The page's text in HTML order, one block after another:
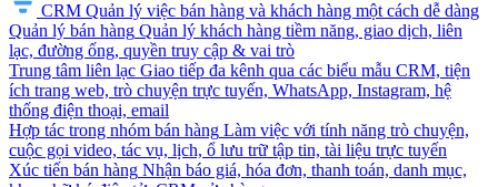
CRM Quản lý việc bán hàng và khách hàng một cách dễ dàng
Quản lý bán hàng Quản lý khách hàng tiềm năng, giao dịch, liên
lạc, đường ống, quyền truy cập & vai trò
Trung tâm liên lạc Giao tiếp đa kênh qua các biểu mẫu CRM, tiện
ích trang web, trò chuyện trực tuyến, WhatsApp, Instagram, hệ
thống điện thoại, email
Hợp tác trong nhóm bán hàng Làm việc với tính năng trò chuyện,
cuộc gọi video, tác vụ, lịch, ổ lưu trữ tập tin, tài liệu trực tuyến
Xúc tiến bán hàng Nhận báo giá, hóa đơn, thanh toán, danh mục,